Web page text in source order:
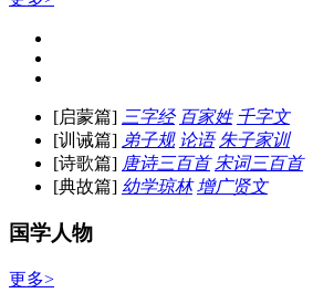
[启蒙篇] 三字经 百家姓 千字文
[训诫篇] 弟子规 论语 朱子家训
[诗歌篇] 唐诗三百首 宋词三百首
[典故篇] 幼学琼林 增广贤文
国学人物
更多>